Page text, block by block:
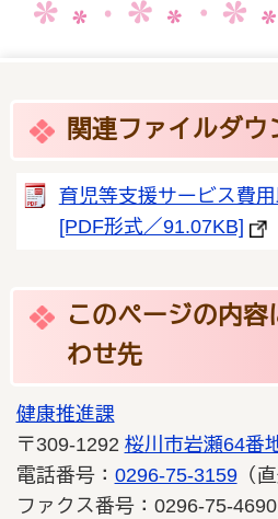
関連ファイルダウ
育児等支援サービス費
[PDF形式／91.07KB]
このページの内
わせ先
健康推進課
〒309-1292 桜川市岩瀬64番
電話番号： 0296-75-3159（直
ファクス番号：0296-75-4690